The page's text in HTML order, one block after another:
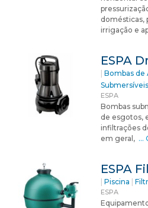
domésticas,
irrigação e
ESPA
| Bombas de
Submersíveis
ESPA
Bombas
de esgotos,
infiltrações
em geral, …
ESPA
| Piscina |
ESPA